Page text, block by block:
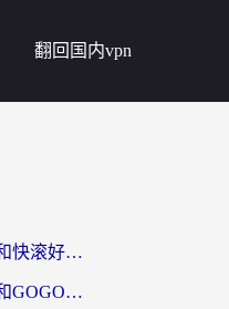
翻回国内vpn
海外党必看：雷神手游和快滚好用吗？3步选对回国加速器无缝刷国内资源
海外党必看：雷神手游和GOGO好用吗？3步选对回国加速器，无缝刷剧玩原神